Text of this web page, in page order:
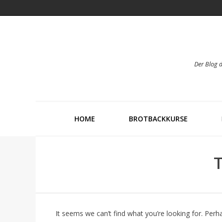
Der Blog
HOME BROTBACKKURSE
It seems we can’t find what you’re looking for.